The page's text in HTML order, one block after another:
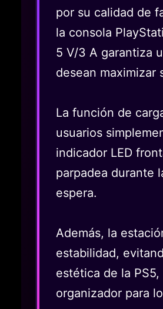
por su calidad de
la consola
5 V/3 A garantiza
desean maximizar
La función de
usuarios
indicador LED
parpadea durante
espera.
Además, la
estabilidad,
estética de la
organizador para